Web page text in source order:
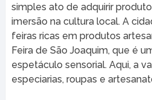
simples ato de adquirir
imersão na cultura local. A
feiras ricas em produtos
Feira de São Joaquim, que é
espetáculo sensorial. Aqui, a
especiarias, roupas e